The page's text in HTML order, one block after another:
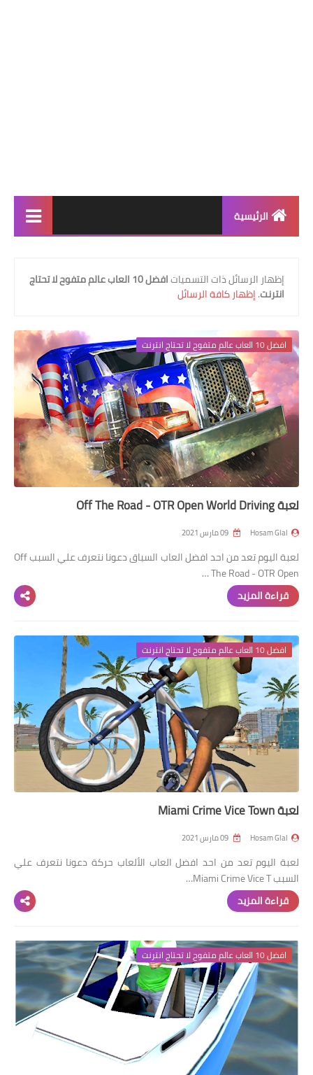
الرئيسية
افضل 9 العاب
افضل 14 لعبة
افضل 10 العاب
‏إظهار الرسائل ذات التسميات
افضل 10 العاب عالم متفوح لا تحتاج
انترنت.إظهار كافة الرسائل
افضل 10 العاب عالم متفوح لا تحتاج انترنت
لعبة Off The Road - OTR Open World Driving
Hosam Glal
لعبة اليوم تعد من احد افضل العاب السباق دعونا نتعرف علي السبب Off
The Road - OTR Open …
قراءة المزيد
افضل 10 العاب عالم متفوح لا تحتاج انترنت
لعبة Miami Crime Vice Town
Hosam Glal
لعبة اليوم تعد من احد افضل العاب الألعاب حركة دعونا نتعرف علي
السبب Miami Crime Vice T…
قراءة المزيد
افضل 10 العاب عالم متفوح لا تحتاج انترنت